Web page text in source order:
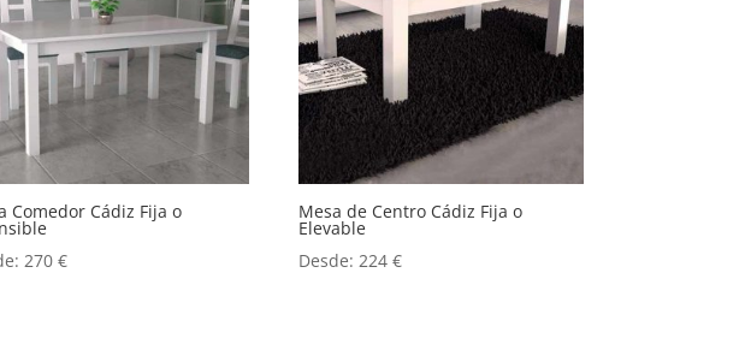
Comedor Cádiz Fija o
270€
Mesa de Centro Cádiz Fija o
Elevable
Desde:224€